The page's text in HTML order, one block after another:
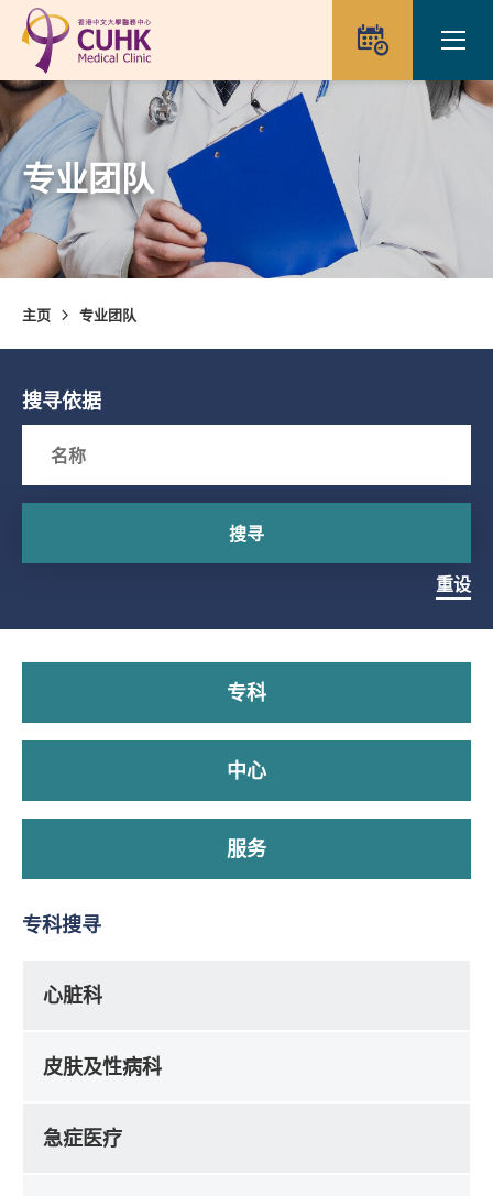
Skip to main content
预约
专业团队
主页 专业团队
搜寻依据
搜寻
重设
专科
中心
服务
专科搜寻
心脏科
皮肤及性病科
急症医疗